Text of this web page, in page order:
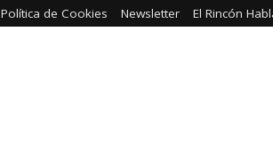
Política de Cookies Newsletter El Rincón